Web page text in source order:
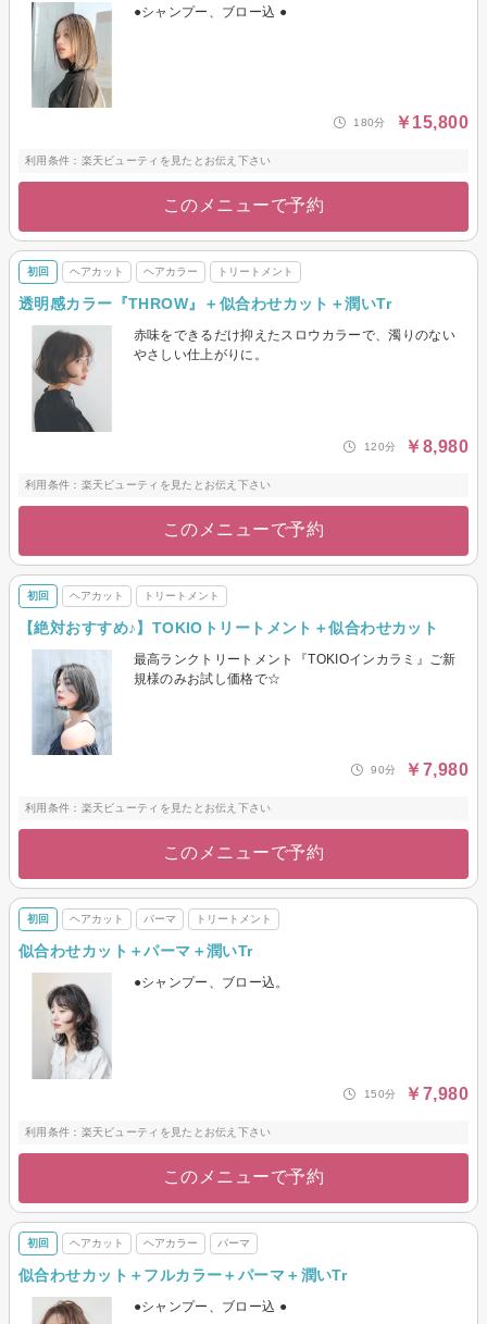
●シャンプー、ブロー込 ●
180分 ￥15,800
利用条件：楽天ビューティを見たとお伝え下さい
このメニューで予約
初回 ヘアカット ヘアカラー トリートメント
透明感カラー『THROW』＋似合わせカット＋潤いTr
赤味をできるだけ抑えたスロウカラーで、濁りのない
やさしい仕上がりに。
120分 ￥8,980
利用条件：楽天ビューティを見たとお伝え下さい
このメニューで予約
初回 ヘアカット トリートメント
【絶対おすすめ♪】TOKIOトリートメント＋似合わせカット
最高ランクトリートメント『TOKIOインカラミ』ご新
規様のみお試し価格で☆
90分 ￥7,980
利用条件：楽天ビューティを見たとお伝え下さい
このメニューで予約
初回 ヘアカット パーマ トリートメント
似合わせカット＋パーマ＋潤いTr
●シャンプー、ブロー込。
150分 ￥7,980
利用条件：楽天ビューティを見たとお伝え下さい
このメニューで予約
初回 ヘアカット ヘアカラー パーマ
似合わせカット＋フルカラー＋パーマ＋潤いTr
●シャンプー、ブロー込 ●